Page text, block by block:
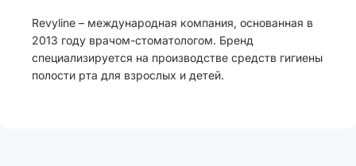
Revyline – международная компания, основанная в
2013 году врачом-стоматологом. Бренд
специализируется на производстве средств гигиены
полости рта для взрослых и детей.